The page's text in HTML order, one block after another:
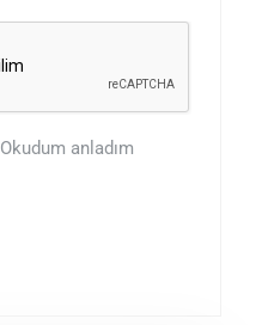
Okudum anladım